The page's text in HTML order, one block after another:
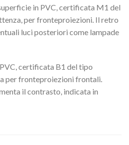
in PVC, certificata M1 del
per fronteproiezioni. Il retro
luci posteriori come lampade
certificata B1 del tipo
per fronteproiezioni frontali.
il contrasto, indicata in